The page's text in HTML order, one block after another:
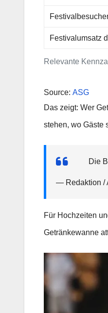
Relevante
Festivalumsatz
Source: ASG
Das zeigt: Wer
stehen, wo Gäste
Die
— Redaktion /
Für Hochzeiten
Getränkewanne